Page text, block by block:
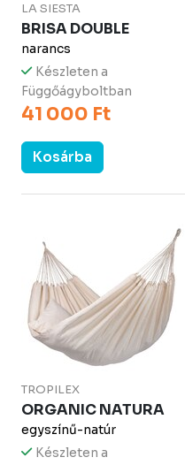
LA SIESTA
BRISA DOUBLE
narancs
Készleten a
Függőágyboltban
41 000 Ft
Kosárba
TROPILEX
ORGANIC NATURA
egyszínű-natúr
Készleten a